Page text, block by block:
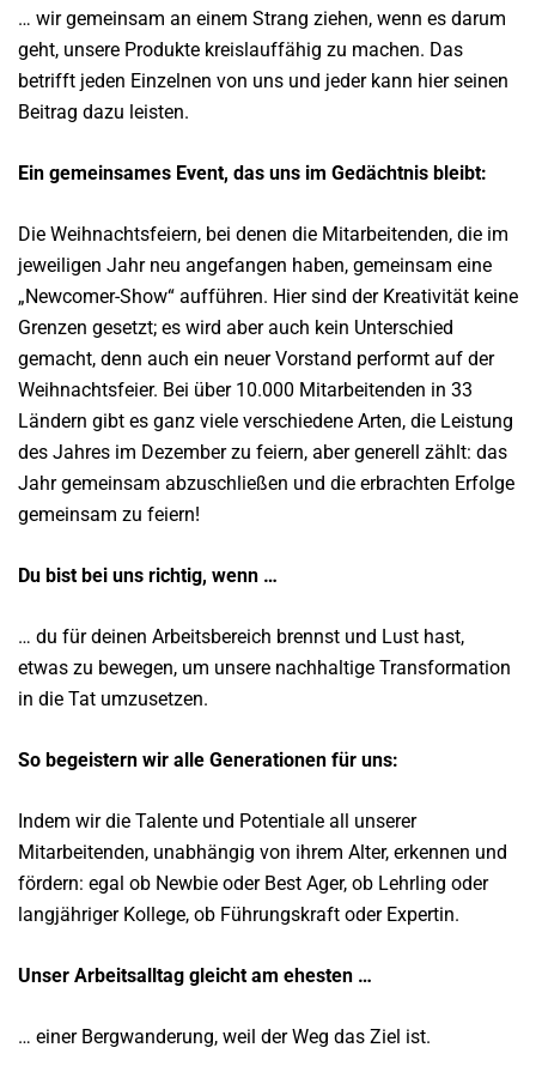
… wir gemeinsam an einem Strang ziehen, wenn es darum
geht, unsere Produkte kreislauffähig zu machen. Das
betrifft jeden Einzelnen von uns und jeder kann hier seinen
Beitrag dazu leisten.
Ein gemeinsames Event, das uns im Gedächtnis bleibt:
Die Weihnachtsfeiern, bei denen die Mitarbeitenden, die im
jeweiligen Jahr neu angefangen haben, gemeinsam eine
„Newcomer-Show“ aufführen. Hier sind der Kreativität keine
Grenzen gesetzt; es wird aber auch kein Unterschied
gemacht, denn auch ein neuer Vorstand performt auf der
Weihnachtsfeier. Bei über 10.000 Mitarbeitenden in 33
Ländern gibt es ganz viele verschiedene Arten, die Leistung
des Jahres im Dezember zu feiern, aber generell zählt: das
Jahr gemeinsam abzuschließen und die erbrachten Erfolge
gemeinsam zu feiern!
Du bist bei uns richtig, wenn …
… du für deinen Arbeitsbereich brennst und Lust hast,
etwas zu bewegen, um unsere nachhaltige Transformation
in die Tat umzusetzen.
So begeistern wir alle Generationen für uns:
Indem wir die Talente und Potentiale all unserer
Mitarbeitenden, unabhängig von ihrem Alter, erkennen und
fördern: egal ob Newbie oder Best Ager, ob Lehrling oder
langjähriger Kollege, ob Führungskraft oder Expertin.
Unser Arbeitsalltag gleicht am ehesten …
… einer Bergwanderung, weil der Weg das Ziel ist.